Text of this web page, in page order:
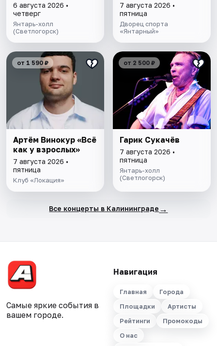
6 августа 2026 •
четверг
Янтарь-холл
(Светлогорск)
7 августа 2026 •
пятница
Дворец спорта
«Янтарный»
от 1 590 ₽
Артём Винокур «Всё
как у взрослых»
7 августа 2026 •
пятница
Клуб «Локация»
от 2 500 ₽
Гарик Сукачёв
7 августа 2026 •
пятница
Янтарь-холл
(Светлогорск)
Все концерты в Калининграде →
Самые яркие события в
вашем городе.
Навигация
Главная
Города
Площадки
Артисты
Рейтинги
Промокоды
О нас